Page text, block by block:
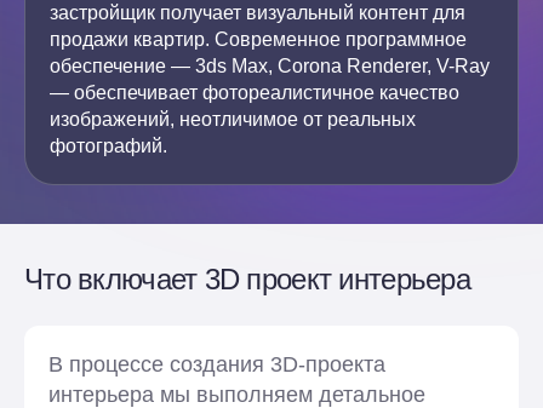
застройщик получает визуальный контент для
продажи квартир. Современное программное
обеспечение — 3ds Max, Corona Renderer, V-Ray
— обеспечивает фотореалистичное качество
изображений, неотличимое от реальных
фотографий.
Что включает 3D проект интерьера
В процессе создания 3D-проекта
интерьера мы выполняем детальное